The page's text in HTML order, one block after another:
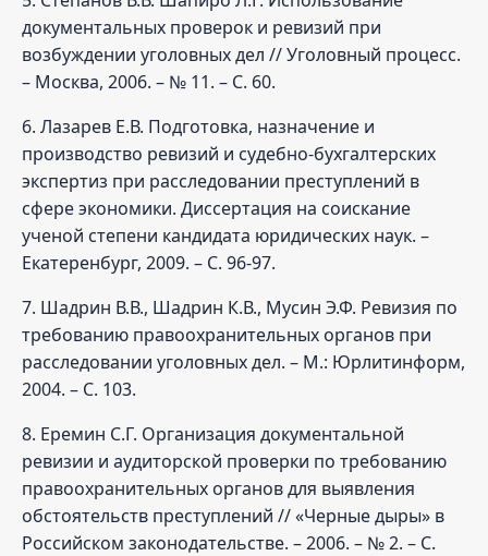
документальных проверок и ревизий при
возбуждении уголовных дел // Уголовный процесс.
– Москва, 2006. – № 11. – С. 60.
6. Лазарев Е.В. Подготовка, назначение и
производство ревизий и судебно-бухгалтерских
экспертиз при расследовании преступлений в
сфере экономики. Диссертация на соискание
ученой степени кандидата юридических наук. –
Екатеренбург, 2009. – С. 96-97.
7. Шадрин В.В., Шадрин К.В., Мусин Э.Ф. Ревизия по
требованию правоохранительных органов при
расследовании уголовных дел. – М.: Юрлитинформ,
2004. – С. 103.
8. Еремин С.Г. Организация документальной
ревизии и аудиторской проверки по требованию
правоохранительных органов для выявления
обстоятельств преступлений // «Черные дыры» в
Российском законодательстве. – 2006. – № 2. – С.